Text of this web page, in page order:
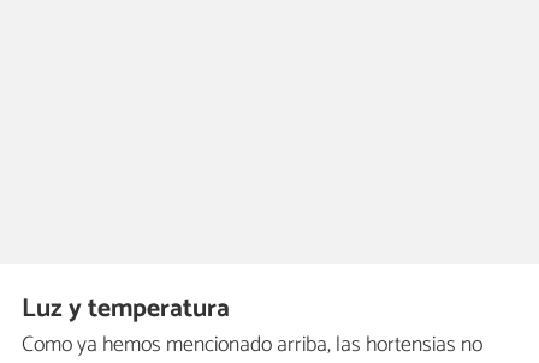
Luz y temperatura
Como ya hemos mencionado arriba, las hortensias no